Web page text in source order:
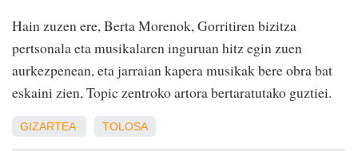
Hain zuzen ere, Berta Morenok, Gorritiren bizitza
pertsonala eta musikalaren inguruan hitz egin zuen
aurkezpenean, eta jarraian kapera musikak bere obra bat
eskaini zien, Topic zentroko artora bertaratutako guztiei.
GIZARTEA TOLOSA